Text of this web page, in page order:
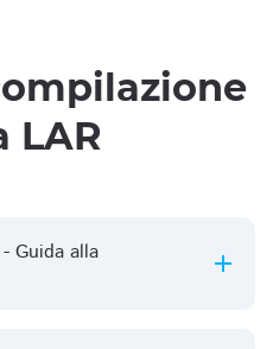
LAR
- Guida alla